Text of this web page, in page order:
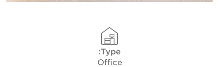
Type:
Office